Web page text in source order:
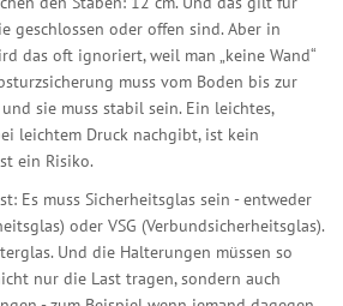
geschlossen oder offen sind. Aber in
das oft ignoriert, weil man „keine Wand“
muss vom Boden bis zur
sie muss stabil sein. Ein leichtes,
leichtem Druck nachgibt, ist kein
ein Risiko.
Es muss Sicherheitsglas sein - entweder
oder VSG (Verbundsicherheitsglas).
Und die Halterungen müssen so
nur die Last tragen, sondern auch